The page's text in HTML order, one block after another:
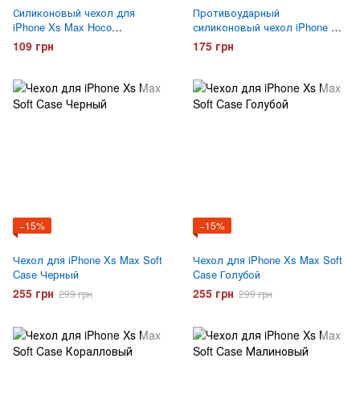
Силиконовый чехол для
iPhone Xs Max Hoco
ультратонкий Прозрачный
109 грн
Противоударный
силиконовый чехол iPhone Xs
Max Gelius Proof Прозрачный
175 грн
−15%
Чехол для iPhone Xs Max Soft
Case Черный
255 грн 299 грн
−15%
Чехол для iPhone Xs Max Soft
Case Голубой
255 грн 299 грн